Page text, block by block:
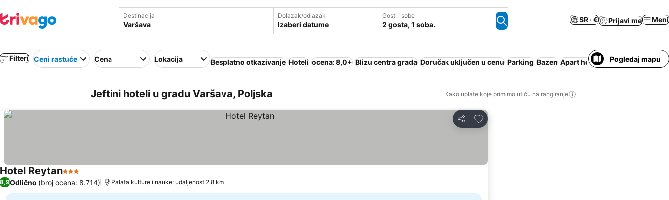
Destinacija Dolazak/odlazak
Izaberi datume
Gosti i sobe
2 gosta, 1 soba.
SR · € Prijavi me Meni
Filteri Ceni rastuće Cena Lokacija Besplatno otkazivanje Hoteli ocena: 8,0+ Blizu centra grada Doručak uključen u cenu Parking Bazen Apart hotel Klimatizacija Cela
Pogledaj mapu
Jeftini hoteli u gradu Varšava, Poljska Kako uplate koje primimo utiču na rangiranje
Deli
Dodati u favorite
Hotel Reytan3 ZvezdicePogledaj cene
8,9Odlično (broj ocena: 8.714) Palata kulture i nauke: udaljenost 2.8 km